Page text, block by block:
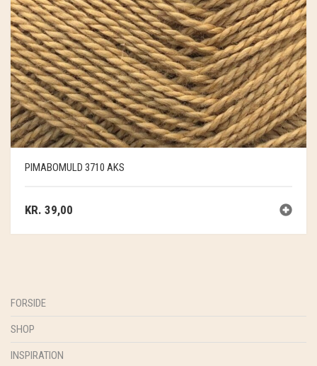
PIMABOMULD 3710 AKS
KR. 39,00
FORSIDE
SHOP
INSPIRATION